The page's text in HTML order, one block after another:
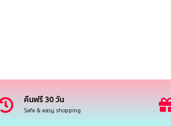
คืนฟรี 30 วัน
Safe & easy shopping